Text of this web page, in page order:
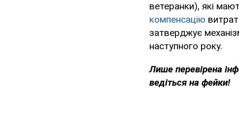
ветеранки), які
компенсацію
затверджує
наступного року.
Лише перевірена
ведіться на фейки!